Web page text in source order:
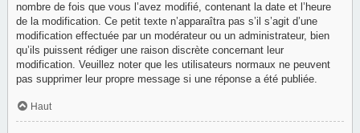
nombre de fois que vous l’avez modifié, contenant la date et l’heure
de la modification. Ce petit texte n’apparaîtra pas s’il s’agit d’une
modification effectuée par un modérateur ou un administrateur, bien
qu’ils puissent rédiger une raison discrète concernant leur
modification. Veuillez noter que les utilisateurs normaux ne peuvent
pas supprimer leur propre message si une réponse a été publiée.
Haut